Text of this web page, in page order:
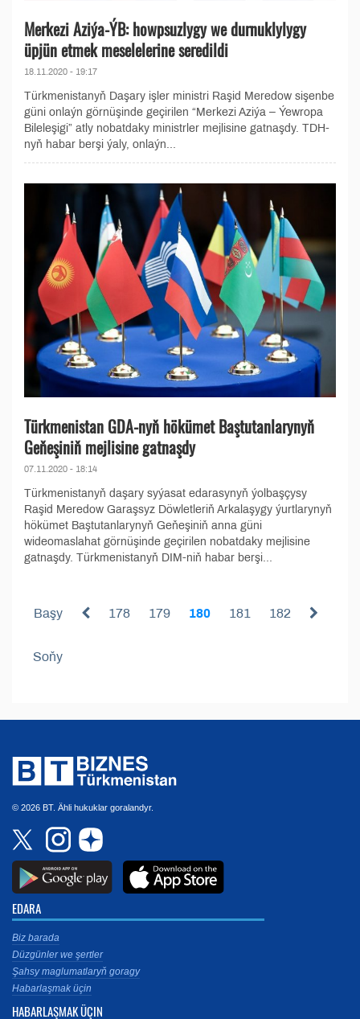
Merkezi Aziýa-ÝB: howpsuzlygy we durnuklylygy
üpjün etmek meselelerine seredildi
18.11.2020 - 19:17
Türkmenistanyň Daşary işler ministri Raşid Meredow sişenbe
güni onlaýn görnüşinde geçirilen “Merkezi Aziýa – Ýewropa
Bileleşigi” atly nobatdaky ministrler mejlisine gatnaşdy. TDH-
nyň habar berşi ýaly, onlaýn...
Türkmenistan GDA-nyň hökümet Baştutanlarynyň
Geňeşiniň mejlisine gatnaşdy
07.11.2020 - 18:14
Türkmenistanyň daşary syýasat edarasynyň ýolbaşçysy
Raşid Meredow Garaşsyz Döwletleriň Arkalaşygy ýurtlarynyň
hökümet Baştutanlarynyň Geňeşiniň anna güni
wideomaslahat görnüşinde geçirilen nobatdaky mejlisine
gatnaşdy. Türkmenistanyň DIM-niň habar berşi...
Başy 178 179 180 181 182
Soňy
© 2026 BT. Ähli hukuklar goralandyr.
EDARA
Biz barada
Düzgünler we şertler
Şahsy maglumatlaryň goragy
Habarlaşmak üçin
HABARLAŞMAK ÜÇIN